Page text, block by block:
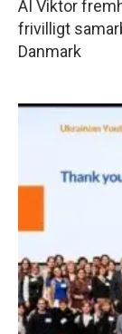
AI Viktor
frivilligt
Danmark